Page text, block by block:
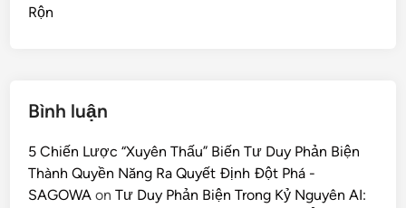
Rộn
Bình luận
5 Chiến Lược “Xuyên Thấu” Biến Tư Duy Phản Biện
Thành Quyền Năng Ra Quyết Định Đột Phá -
SAGOWA onTư Duy Phản Biện Trong Kỷ Nguyên AI: